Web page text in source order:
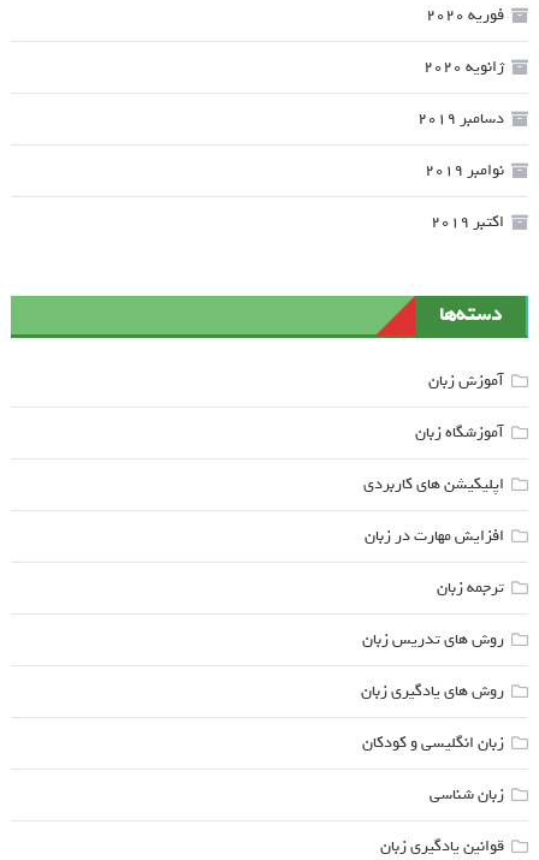
فوریه 2020
ژانویه 2020
دسامبر 2019
نوامبر 2019
اکتبر 2019
دسته‌ها
آموزش زبان
آموزشگاه زبان
اپلیکیشن های کاربردی
افزایش مهارت در زبان
ترجمه زبان
روش های تدریس زبان
روش های یادگیری زبان
زبان انگلیسی و کودکان
زبان شناسی
قوانین یادگیری زبان